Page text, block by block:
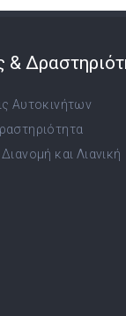
Αυτοκινήτων
και Λιανική